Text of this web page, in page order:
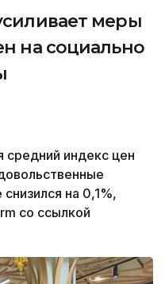
меры
на социально
средний индекс цен
на 0,1%,
со ссылкой